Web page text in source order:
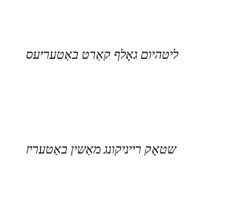
ליטהיום גאָלף קאַרט באַטעריעס
שטאָק רייניקונג מאַשין באַטעריז